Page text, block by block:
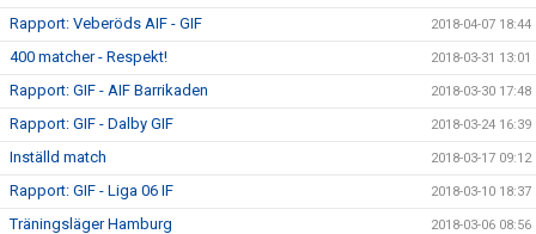
Rapport: Veberöds AIF - GIF 2018-04-07 18:44
400 matcher - Respekt! 2018-03-31 13:01
Rapport: GIF - AIF Barrikaden 2018-03-30 17:48
Rapport: GIF - Dalby GIF 2018-03-24 16:39
Inställd match 2018-03-17 09:12
Rapport: GIF - Liga 06 IF 2018-03-10 18:37
Träningsläger Hamburg 2018-03-06 08:56